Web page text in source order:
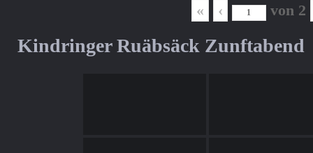
« ‹ von 2
Kindringer Ruäbsäck Zunftabend